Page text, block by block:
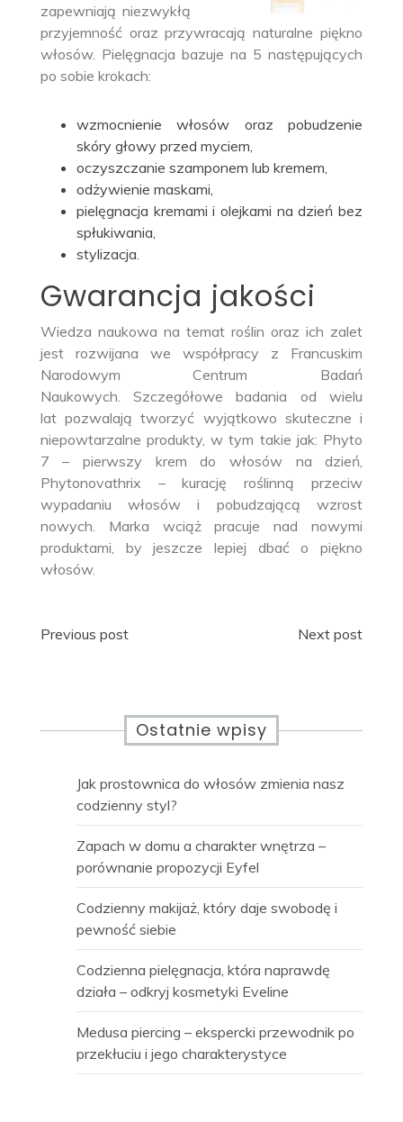
zapewniają niezwykłą
przyjemność oraz przywracają naturalne piękno
włosów. Pielęgnacja bazuje na 5 następujących
po sobie krokach:
wzmocnienie włosów oraz pobudzenie
skóry głowy przed myciem,
oczyszczanie szamponem lub kremem,
odżywienie maskami,
pielęgnacja kremami i olejkami na dzień bez
spłukiwania,
stylizacja.
Gwarancja jakości
Wiedza naukowa na temat roślin oraz ich zalet
jest rozwijana we współpracy z Francuskim
Narodowym Centrum Badań
Naukowych. Szczegółowe badania od wielu
lat pozwalają tworzyć wyjątkowo skuteczne i
niepowtarzalne produkty, w tym takie jak: Phyto
7 – pierwszy krem do włosów na dzień,
Phytonovathrix – kurację roślinną przeciw
wypadaniu włosów i pobudzającą wzrost
nowych. Marka wciąż pracuje nad nowymi
produktami, by jeszcze lepiej dbać o piękno
włosów.
Nawigacja
Previous post Next post
Ostatnie wpisy
Jak prostownica do włosów zmienia nasz
codzienny styl?
Zapach w domu a charakter wnętrza –
porównanie propozycji Eyfel
Codzienny makijaż, który daje swobodę i
pewność siebie
Codzienna pielęgnacja, która naprawdę
działa – odkryj kosmetyki Eveline
Medusa piercing – ekspercki przewodnik po
przekłuciu i jego charakterystyce